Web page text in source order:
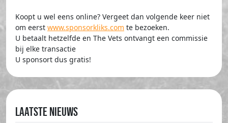
Koopt u wel eens online? Vergeet dan volgende keer niet
om eerst www.sponsorkliks.com te bezoeken.
U betaalt hetzelfde en The Vets ontvangt een commissie
bij elke transactie
U sponsort dus gratis!
Laatste nieuws